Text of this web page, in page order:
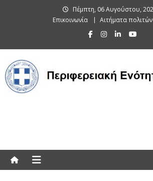
Πέμπτη, 06 Αυγούστου,
Επικοινωνία
Αιτήματα πολιτών